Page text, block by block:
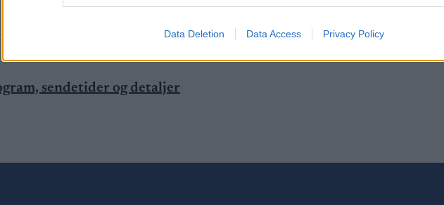
Data Deletion Data Access Privacy Policy
går torsdag 20. februar klokka 16:05.
sendetider og detaljer